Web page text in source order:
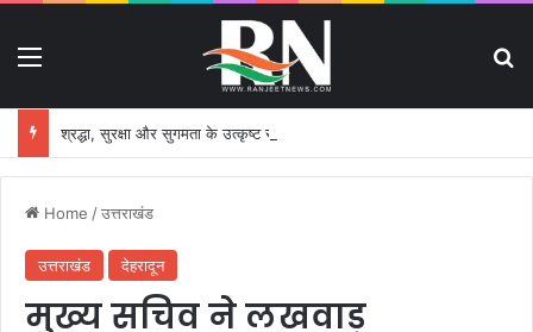
Home /उत्तराखंड
उत्तराखंड देहरादून
मुख्य सचिव ने लखवाड़